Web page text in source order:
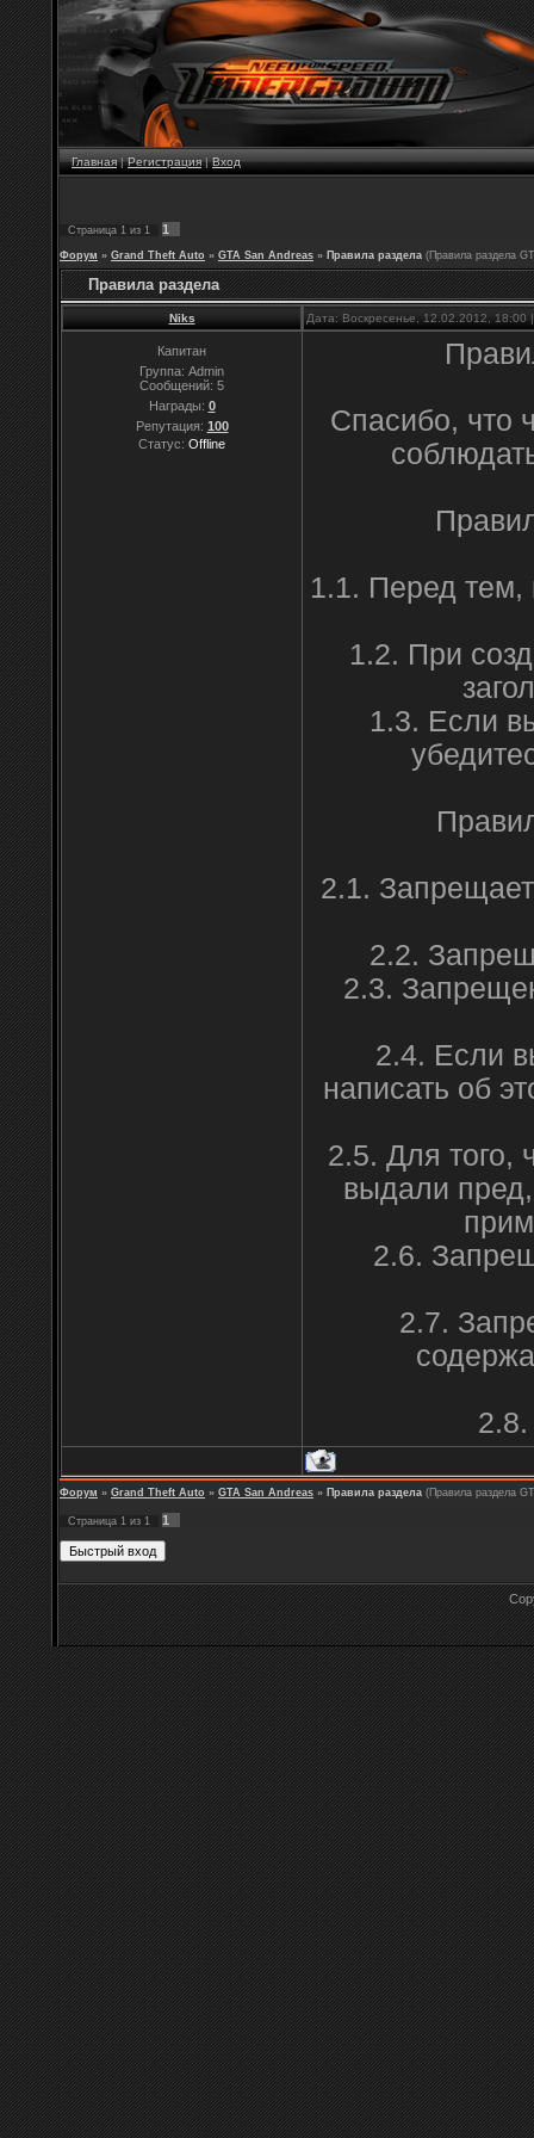
Главная|Регистрация|Вход
Страница 1 из 1 1
Форум » Grand Theft Auto » GTA San Andreas » Правила раздела (Правила раздела
Правила раздела
Niks Дата: Воскресенье, 12.02.2012,
Капитан
Группа: Admin
Сообщений: 5
Награды: 0
Репутация: 100
Статус: Offline
Спасибо, что
1.1. Перед тем,
1.2. При
1.3. Если
2.1.
2.2.
2.3.
2.4. Если
написать об
2.5. Для того,
выдали
2.6.
2.7.
Форум » Grand Theft Auto » GTA San Andreas » Правила раздела (Правила раздела
Страница 1 из 1 1